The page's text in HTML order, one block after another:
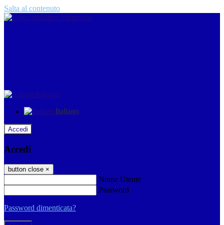
Salta al contenuto
Italiano
Italiano
Accedi
Accedi
button close ×
Nome Utente
Password
Password dimenticata?